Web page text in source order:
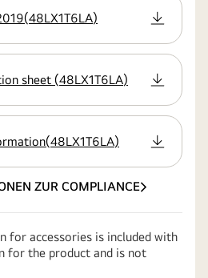
(48LX1T6LA)
sheet (48LX1T6LA)
(48LX1T6LA)
ZUR COMPLIANCE
for accessories is included with
for the product and is not